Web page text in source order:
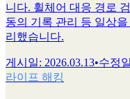
니다. 휠체어 대응 경로
동의 기록 관리 등 일상
리했습니다.
게시일: 2026.03.13•수정일
라이프 해킹